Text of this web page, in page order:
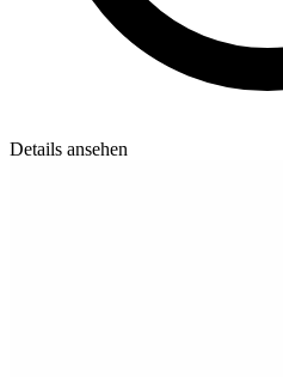
Details ansehen